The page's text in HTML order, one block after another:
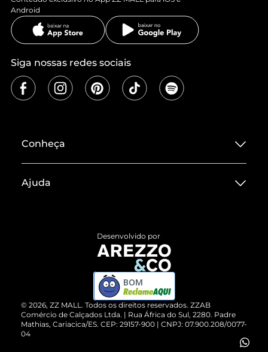
Android
Siga nossas redes sociais
Conheça
Termos de Uso
ZZ MALL é confiável
Cartão Presente
Vendas Corporativas
Ajuda
Devolução do Produto
Compre pelo WhatsApp
© 2026, ZZ MALL. Todos os direitos reservados. ZZAB
Comércio de Calçados Ltda. | Rua África do Sul, 2280. Padre
Mathias, Cariacica/ES. CEP: 29157-900 | CNPJ: 07.900.208/0077-
04
Desenvolvido por
BOM